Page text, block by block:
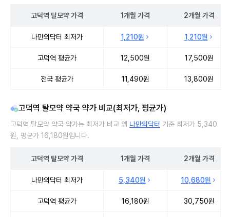
고덕역 탈모약가격 1개월 가격 2개월 가격
나만의닥터 최저가 1,210원 1,210원
고덕역 평균가 12,500원 17,500원
전국 평균가 11,490원 13,800원
고덕역 탈모약 약국 약가 비교(최저가, 평균가)
고덕역 탈모약 약국 약가는 최저가 비교 앱 나만의닥터 기준 최저가 5,340
원, 평균가 16,180원입니다.
고덕역 탈모약가격 1개월 가격 2개월 가격
나만의닥터 최저가 5,340원 10,680원
고덕역 평균가 16,180원 30,750원